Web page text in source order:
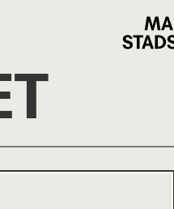
Stadsteater